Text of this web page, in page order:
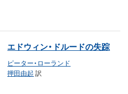
エドウィン・ドルードの失踪
ピーター・ローランド
押田由起 訳